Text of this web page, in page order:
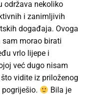
održava nekoliko
i zanimljivih
događaja. Ovoga
sam morao birati
vrlo lijepe i
već dugo nisam
vidite iz priloženog
Bila je